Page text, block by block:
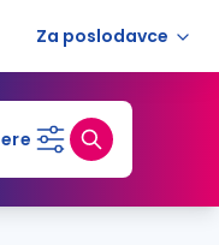
Za poslodavce